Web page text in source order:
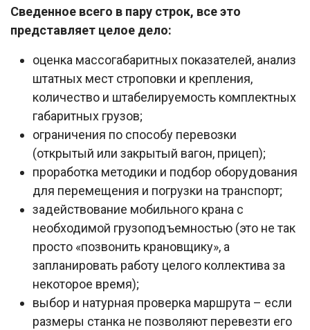
Сведенное всего в пару строк, все это
представляет целое дело:
оценка массогабаритных показателей, анализ
штатных мест строповки и крепления,
количество и штабелируемость комплектных
габаритных грузов;
ограничения по способу перевозки
(открытый или закрытый вагон, прицеп);
проработка методики и подбор оборудования
для перемещения и погрузки на транспорт;
задействование мобильного крана с
необходимой грузоподъемностью (это не так
просто «позвонить крановщику», а
запланировать работу целого коллектива за
некоторое время);
выбор и натурная проверка маршрута – если
размеры станка не позволяют перевезти его